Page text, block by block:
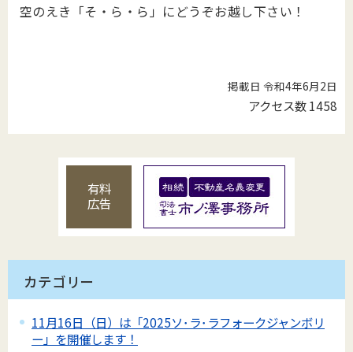
空のえき「そ・ら・ら」にどうぞお越し下さい！
掲載日 令和4年6月2日
アクセス数1458
有料
広告
カテゴリー
11月16日（日）は「2025ソ･ラ･ラフォークジャンボリ
ー」を開催します！